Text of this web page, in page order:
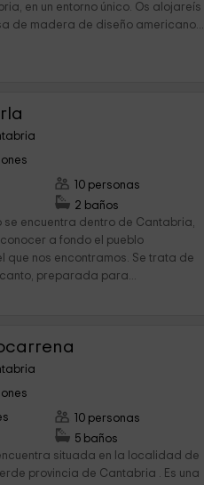
en un entorno único. Os alojareís
de madera de diseño americano...
10 personas
2 baños
se encuentra dentro de Cantabria,
a fondo el pueblo
que nos encontramos. Se trata de
preparada para...
10 personas
5 baños
situada en la localidad de
provincia de Cantabria . Es una